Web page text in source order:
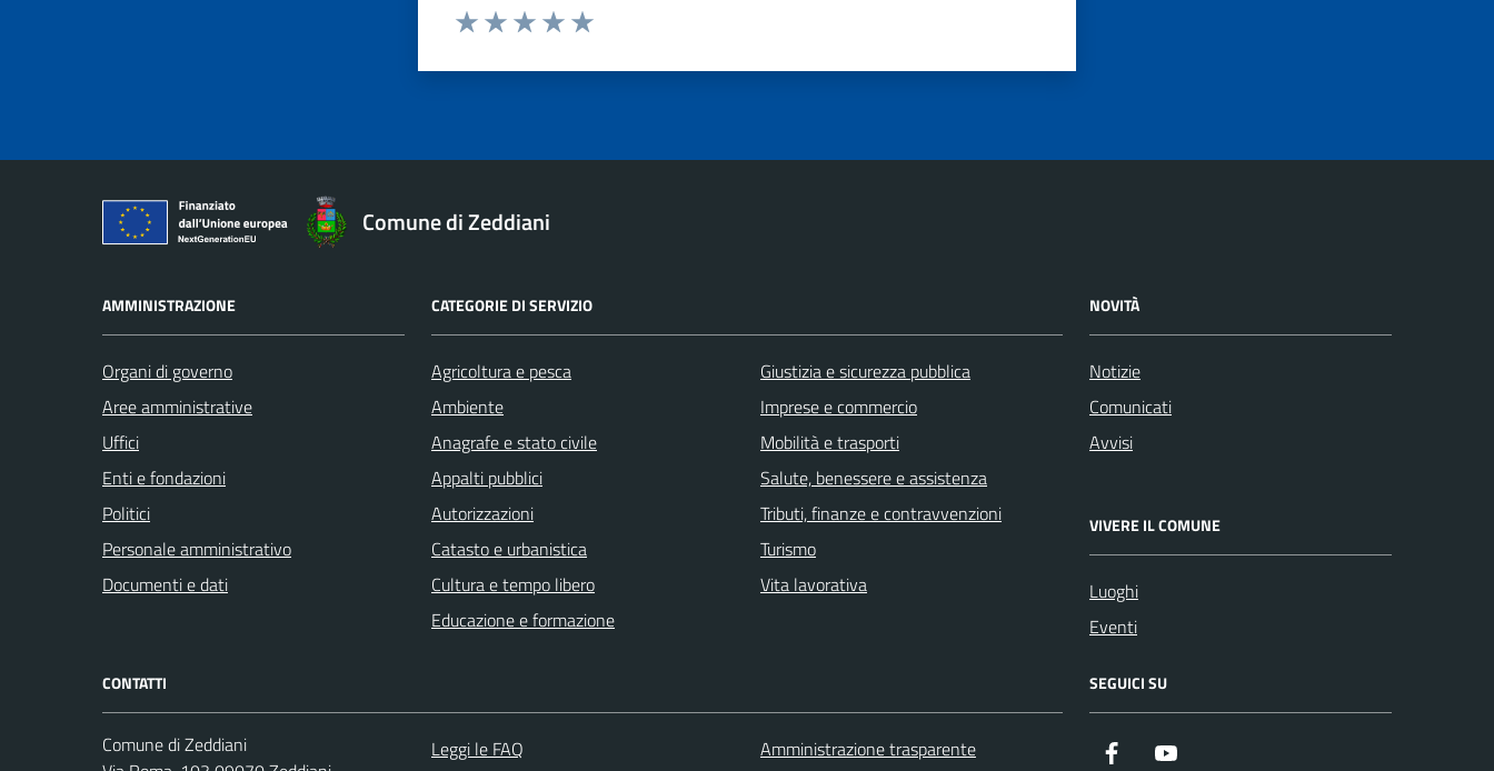
Comune di Zeddiani
AMMINISTRAZIONE
Organi di governo
Aree amministrative
Uffici
Enti e fondazioni
Politici
Personale amministrativo
Documenti e dati
CATEGORIE DI SERVIZIO
Agricoltura e pesca
Ambiente
Anagrafe e stato civile
Appalti pubblici
Autorizzazioni
Catasto e urbanistica
Cultura e tempo libero
Educazione e formazione
Giustizia e sicurezza pubblica
Imprese e commercio
Mobilità e trasporti
Salute, benessere e assistenza
Tributi, finanze e contravvenzioni
Turismo
Vita lavorativa
NOVITÀ
Notizie
Comunicati
Avvisi
VIVERE IL COMUNE
Luoghi
Eventi
CONTATTI
Comune di Zeddiani
Leggi le FAQ
Amministrazione trasparente
SEGUICI SU
Facebook